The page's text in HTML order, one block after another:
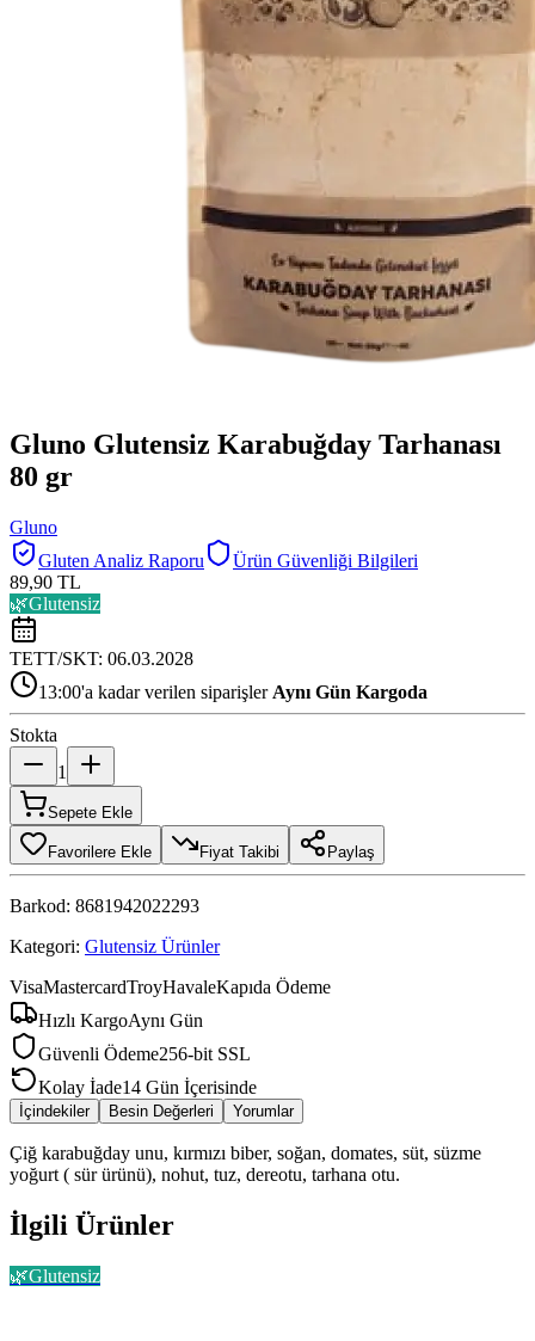
Gluno Glutensiz Karabuğday Tarhanası
80 gr
Gluno
Gluten Analiz Raporu
Ürün Güvenliği Bilgileri
89,90 TL
🌿Glutensiz
TETT/SKT: 06.03.2028
13:00'a kadar verilen siparişler Aynı Gün Kargoda
Stokta
1
Sepete Ekle
Favorilere Ekle Fiyat Takibi Paylaş
Barkod: 8681942022293
Kategori: Glutensiz Ürünler
VisaMastercardTroyHavaleKapıda Ödeme
Hızlı KargoAynı Gün
Güvenli Ödeme256-bit SSL
Kolay İade14 Gün İçerisinde
İçindekiler Besin Değerleri Yorumlar
Çiğ karabuğday unu, kırmızı biber, soğan, domates, süt, süzme
yoğurt ( sür ürünü), nohut, tuz, dereotu, tarhana otu.
İlgili Ürünler
🌿Glutensiz